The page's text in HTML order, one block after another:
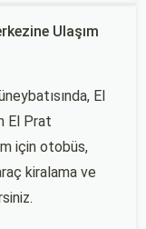
Ulaşım
El
El Prat
için otobüs,
kiralama ve